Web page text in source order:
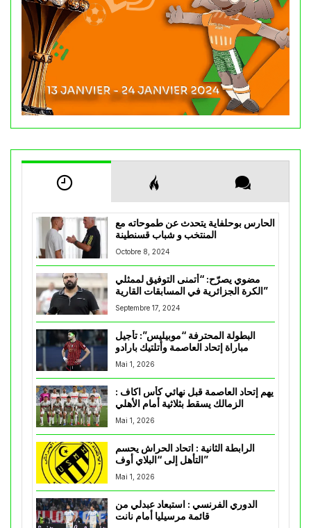
الحارس بوحلفاية يتحدث عن طموحاته مع
المنتخب و شباب قسنطينة
Octobre 8, 2024
مضوي يصرّح: “أتمنى التوفيق لممثلي
الكرة الجزائرية في المسابقات القارية”
Septembre 17, 2024
البطولة المحترفة “موبيليس”: تأجيل
مباراة إتحاد العاصمة وأتلتيك بارادو
Mai 1, 2026
يهم إتحاد العاصمة قبل نهائي كأس اكاف :
Mai 1, 2026
الرابطة الثانية : اتحاد الحراش يحسم
التأهل إلى “البلاي أوف”
Mai 1, 2026
الدوري الفرنسي : استبعاد عبدلي من
قائمة مرسيليا أمام نانت